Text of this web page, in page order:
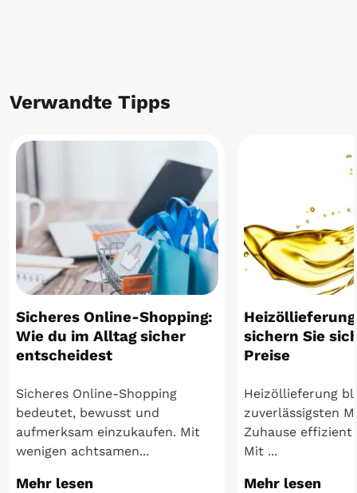
Verwandte Tipps
Sicheres Online-Shopping:
Wie du im Alltag sicher
entscheidest
Sicheres Online-Shopping
bedeutet, bewusst und
aufmerksam einzukaufen. Mit
wenigen achtsamen...
Mehr lesen
sichern Sie
Preise
Heizöllieferung
zuverlässigsten
Zuhause effizient
Mit ...
Mehr lesen